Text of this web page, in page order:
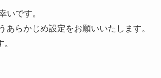
いです。
らかじめ設定をお願いいたします。